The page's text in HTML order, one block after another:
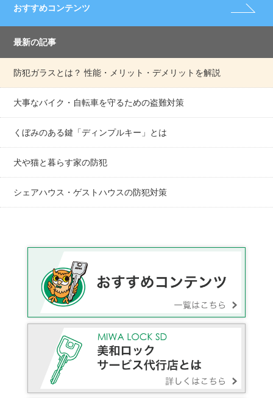
おすすめコンテンツ
最新の記事
防犯ガラスとは？ 性能・メリット・デメリットを解説
大事なバイク・自転車を守るための盗難対策
くぼみのある鍵「ディンプルキー」とは
犬や猫と暮らす家の防犯
シェアハウス・ゲストハウスの防犯対策